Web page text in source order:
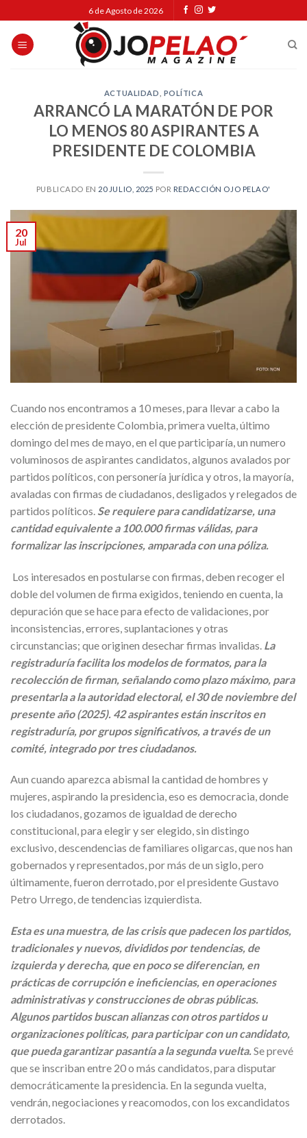
to
content
6 de Agosto de 2026
ACTUALIDAD POLÍTICA
ARRANCÓ LA MARATÓN DE POR
LO MENOS 80 ASPIRANTES A
PRESIDENTE DE COLOMBIA
PUBLICADO EN 20 JULIO, 2025 POR REDACCIÓN OJO PELAO'
20
Jul
Cuando nos encontramos a 10 meses, para llevar a cabo la
elección de presidente Colombia, primera vuelta, último
domingo del mes de mayo, en el que participaría, un numero
voluminosos de aspirantes candidatos, algunos avalados por
partidos políticos, con personería jurídica y otros, la mayoría,
avaladas con firmas de ciudadanos, desligados y relegados de
partidos políticos. Se requiere para candidatizarse, una
cantidad equivalente a 100.000 firmas válidas, para
formalizar las inscripciones, amparada con una póliza.
Los interesados en postularse con firmas, deben recoger el
doble del volumen de firma exigidos, teniendo en cuenta, la
depuración que se hace para efecto de validaciones, por
inconsistencias, errores, suplantaciones y otras
circunstancias; que originen desechar firmas invalidas. La
registraduría facilita los modelos de formatos, para la
recolección de firman, señalando como plazo máximo, para
presentarla a la autoridad electoral, el 30 de noviembre del
presente año (2025). 42 aspirantes están inscritos en
registraduría, por grupos significativos, a través de un
comité, integrado por tres ciudadanos.
Aun cuando aparezca abismal la cantidad de hombres y
mujeres, aspirando la presidencia, eso es democracia, donde
los ciudadanos, gozamos de igualdad de derecho
constitucional, para elegir y ser elegido, sin distingo
exclusivo, descendencias de familiares oligarcas, que nos han
gobernados y representados, por más de un siglo, pero
últimamente, fueron derrotado, por el presidente Gustavo
Petro Urrego, de tendencias izquierdista.
Esta es una muestra, de las crisis que padecen los partidos,
tradicionales y nuevos, divididos por tendencias, de
izquierda y derecha, que en poco se diferencian, en
prácticas de corrupción e ineficiencias, en operaciones
administrativas y construcciones de obras públicas.
Algunos partidos buscan alianzas con otros partidos u
organizaciones políticas, para participar con un candidato,
que pueda garantizar pasantía a la segunda vuelta.Se prevé
que se inscriban entre 20 o más candidatos, para disputar
democráticamente la presidencia. En la segunda vuelta,
vendrán, negociaciones y reacomodos, con los excandidatos
derrotados.